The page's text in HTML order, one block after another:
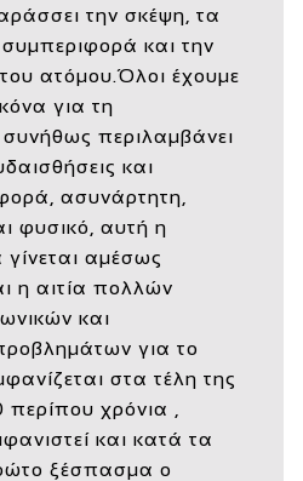
την σκέψη, τα
και την
ατόμου.Όλοι έχουμε
για τη
περιλαμβάνει
και
ασυνάρτητη,
φυσικό, αυτή η
αμέσως
η αιτία πολλών
και
για το
στα τέλη της
χρόνια ,
και κατά τα
ξέσπασμα ο